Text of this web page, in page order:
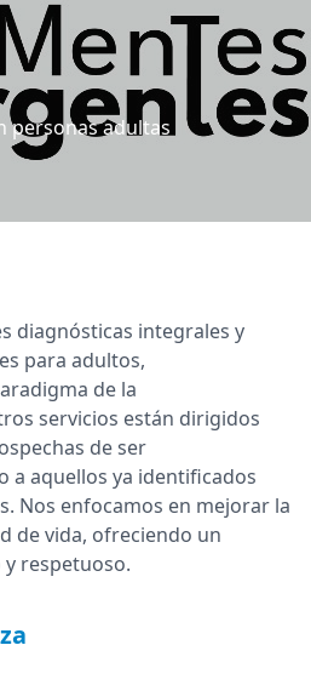
personas adultas
diagnósticas integrales y
para adultos,
de la
servicios están dirigidos
de ser
a aquellos ya identificados
Nos enfocamos en mejorar la
de vida, ofreciendo un
respetuoso.